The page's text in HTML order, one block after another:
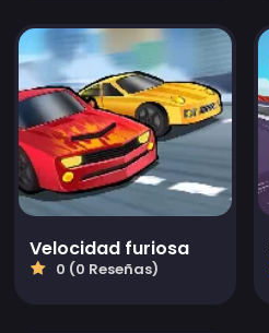
Velocidad furiosa
0 (0 Reseñas)